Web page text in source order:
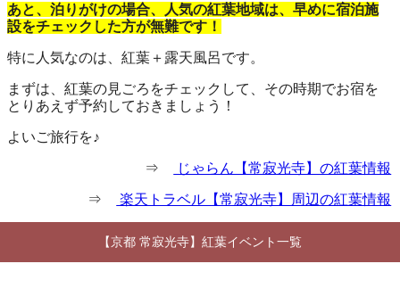
あと、泊りがけの場合、人気の紅葉地域は、早めに宿泊施
設をチェックした方が無難です！
特に人気なのは、紅葉＋露天風呂です。
まずは、紅葉の見ごろをチェックして、その時期でお宿を
とりあえず予約しておきましょう！
よいご旅行を♪
⇒ じゃらん【常寂光寺】の紅葉情報
⇒ 楽天トラベル【常寂光寺】周辺の紅葉情報
【京都 常寂光寺】紅葉イベント一覧